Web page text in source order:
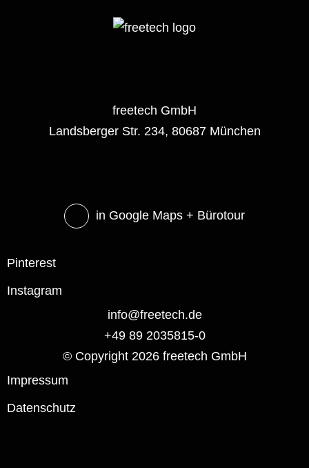
freetech GmbH
Landsberger Str. 234, 80687 München
in Google Maps + Bürotour
Pinterest
Instagram
info@freetech.de
+49 89 2035815-0
© Copyright 2026 freetech GmbH
Impressum
Datenschutz